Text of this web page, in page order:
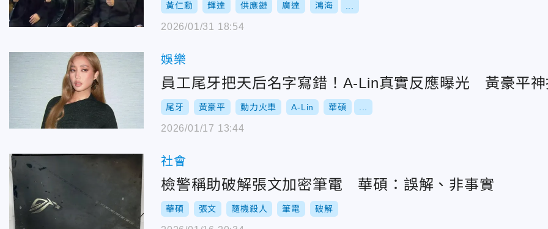
黃仁勳 輝達 供應鏈 廣達 鴻海
2026/01/31 18:54
娛樂
員工尾牙把天后名字寫錯！A-Lin真實反應曝光 黃豪平
尾牙 黃豪平 動力火車 A-Lin 華碩
2026/01/17 13:44
社會
檢警稱助破解張文加密筆電 華碩：誤解、非事實
華碩 張文 隨機殺人 筆電 破解